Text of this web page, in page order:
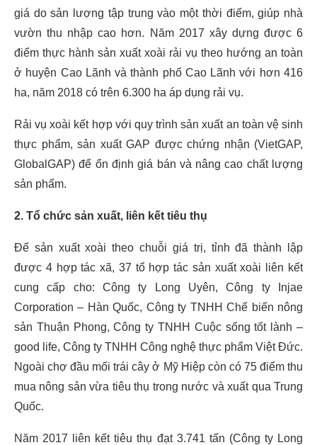
giá do sản lượng tập trung vào một thời điểm, giúp nhà
vườn thu nhập cao hơn. Năm 2017 xây dựng được 6
điểm thực hành sản xuất xoài rải vụ theo hướng an toàn
ở huyện Cao Lãnh và thành phố Cao Lãnh với hơn 416
ha, năm 2018 có trên 6.300 ha áp dụng rải vụ.
Rải vụ xoài kết hợp với quy trình sản xuất an toàn vệ sinh
thực phẩm, sản xuất GAP được chứng nhận (VietGAP,
GlobalGAP) để ổn định giá bán và nâng cao chất lượng
sản phẩm.
2. Tổ chức sản xuất, liên kết tiêu thụ
Để sản xuất xoài theo chuỗi giá trị, tỉnh đã thành lập
được 4 hợp tác xã, 37 tổ hợp tác sản xuất xoài liên kết
cung cấp cho: Công ty Long Uyên, Công ty Injae
Corporation – Hàn Quốc, Công ty TNHH Chế biến nông
sản Thuận Phong, Công ty TNHH Cuộc sống tốt lành –
good life, Công ty TNHH Công nghệ thực phẩm Việt Đức.
Ngoài chợ đầu mối trái cây ở Mỹ Hiệp còn có 75 điểm thu
mua nông sản vừa tiêu thụ trong nước và xuất qua Trung
Quốc.
Năm 2017 liên kết tiêu thụ đạt 3.741 tấn (Công ty Long